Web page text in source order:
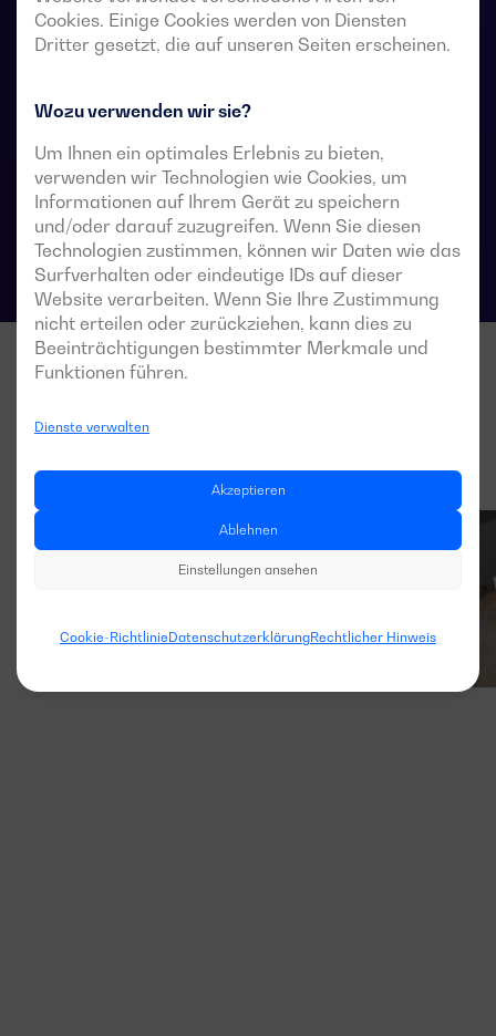
Cookies. Einige Cookies werden von Diensten
Dritter gesetzt, die auf unseren Seiten erscheinen.
Wozu verwenden wir sie?
Um Ihnen ein optimales Erlebnis zu bieten,
verwenden wir Technologien wie Cookies, um
Informationen auf Ihrem Gerät zu speichern
und/oder darauf zuzugreifen. Wenn Sie diesen
Technologien zustimmen, können wir Daten wie das
Surfverhalten oder eindeutige IDs auf dieser
Website verarbeiten. Wenn Sie Ihre Zustimmung
nicht erteilen oder zurückziehen, kann dies zu
Beeinträchtigungen bestimmter Merkmale und
Funktionen führen.
Dienste verwalten
Akzeptieren
Ablehnen
Einstellungen ansehen
Cookie-RichtlinieDatenschutzerklärungRechtlicher Hinweis
Stromversorgungssysteme vorgesehen, in denen eine
kurze Unterbrechung der Stromversorgung der Last
Technische Datenblätter für Umschalter